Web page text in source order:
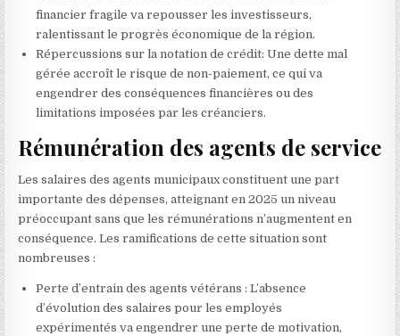
financier fragile va repousser les investisseurs,
ralentissant le progrès économique de la région.
Répercussions sur la notation de crédit: Une dette mal
gérée accroît le risque de non-paiement, ce qui va
engendrer des conséquences financières ou des
limitations imposées par les créanciers.
Rémunération des agents de service
Les salaires des agents municipaux constituent une part
importante des dépenses, atteignant en 2025 un niveau
préoccupant sans que les rémunérations n’augmentent en
conséquence. Les ramifications de cette situation sont
nombreuses :
Perte d’entrain des agents vétérans : L’absence
d’évolution des salaires pour les employés
expérimentés va engendrer une perte de motivation,